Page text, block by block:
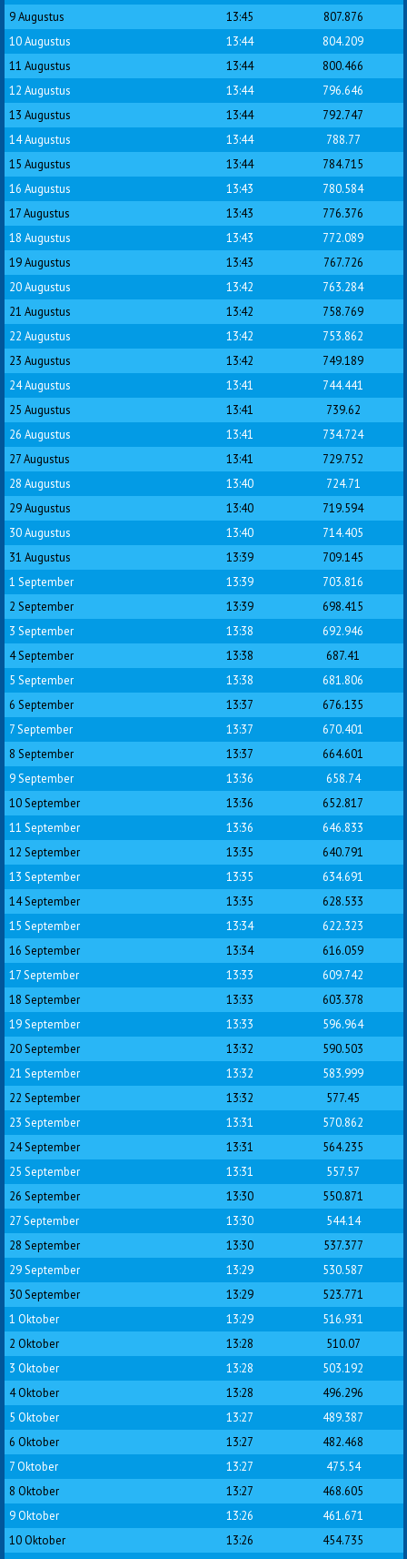
9 Augustus
13:45
807.876
10 Augustus
13:44
804.209
11 Augustus
13:44
800.466
12 Augustus
13:44
796.646
13 Augustus
13:44
792.747
14 Augustus
13:44
788.77
15 Augustus
13:44
784.715
16 Augustus
13:43
780.584
17 Augustus
13:43
776.376
18 Augustus
13:43
772.089
19 Augustus
13:43
767.726
20 Augustus
13:42
763.284
21 Augustus
13:42
758.769
22 Augustus
13:42
753.862
23 Augustus
13:42
749.189
24 Augustus
13:41
744.441
25 Augustus
13:41
739.62
26 Augustus
13:41
734.724
27 Augustus
13:41
729.752
28 Augustus
13:40
724.71
29 Augustus
13:40
719.594
30 Augustus
13:40
714.405
31 Augustus
13:39
709.145
1 September
13:39
703.816
2 September
13:39
698.415
3 September
13:38
692.946
4 September
13:38
687.41
5 September
13:38
681.806
6 September
13:37
676.135
7 September
13:37
670.401
8 September
13:37
664.601
9 September
13:36
658.74
10 September
13:36
652.817
11 September
13:36
646.833
12 September
13:35
640.791
13 September
13:35
634.691
14 September
13:35
628.533
15 September
13:34
622.323
16 September
13:34
616.059
17 September
13:33
609.742
18 September
13:33
603.378
19 September
13:33
596.964
20 September
13:32
590.503
21 September
13:32
583.999
22 September
13:32
577.45
23 September
13:31
570.862
24 September
13:31
564.235
25 September
13:31
557.57
26 September
13:30
550.871
27 September
13:30
544.14
28 September
13:30
537.377
29 September
13:29
530.587
30 September
13:29
523.771
1 Oktober
13:29
516.931
2 Oktober
13:28
510.07
3 Oktober
13:28
503.192
4 Oktober
13:28
496.296
5 Oktober
13:27
489.387
6 Oktober
13:27
482.468
7 Oktober
13:27
475.54
8 Oktober
13:27
468.605
9 Oktober
13:26
461.671
10 Oktober
13:26
454.735